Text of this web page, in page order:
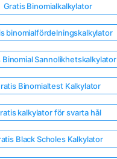
Gratis Binomialkalkylator
binomialfördelningskalkylator
Binomial Sannolikhetskalkylator
Binomialtest Kalkylator
kalkylator för svarta hål
Black Scholes Kalkylator